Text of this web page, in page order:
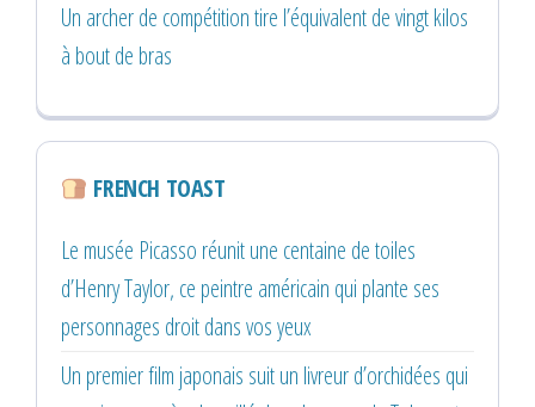
Un archer de compétition tire l’équivalent de vingt kilos
à bout de bras
FRENCH TOAST
Le musée Picasso réunit une centaine de toiles
d’Henry Taylor, ce peintre américain qui plante ses
personnages droit dans vos yeux
Un premier film japonais suit un livreur d’orchidées qui